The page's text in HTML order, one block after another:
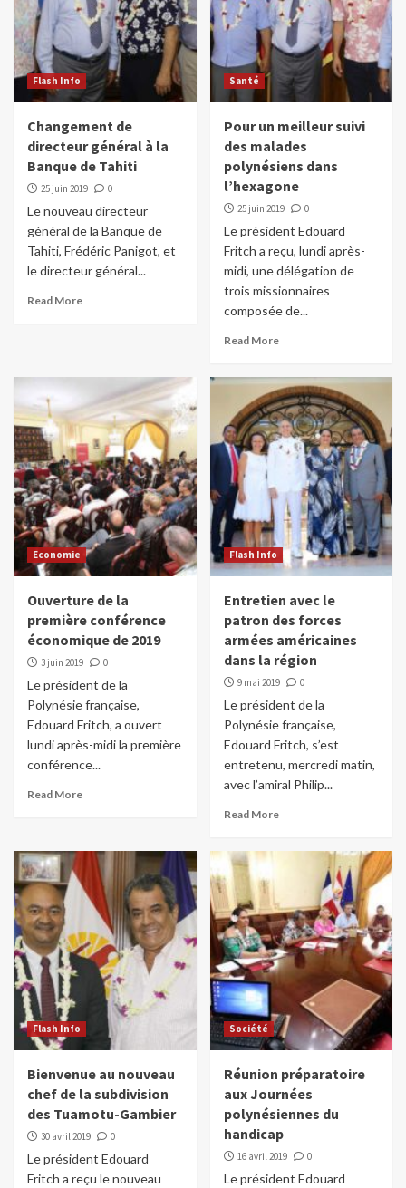
Flash Info
Changement de
directeur général à la
Banque de Tahiti
25 juin 2019 0
Le nouveau directeur
général de la Banque de
Tahiti, Frédéric Panigot, et
le directeur général...
Read More
Santé
Pour un meilleur suivi
des malades
polynésiens dans
l’hexagone
25 juin 2019 0
Le président Edouard
Fritch a reçu, lundi après-
midi, une délégation de
trois missionnaires
composée de...
Read More
Economie
Ouverture de la
première conférence
économique de 2019
3 juin 2019 0
Le président de la
Polynésie française,
Edouard Fritch, a ouvert
lundi après-midi la première
conférence...
Read More
Flash Info
Entretien avec le
patron des forces
armées américaines
dans la région
9 mai 2019 0
Le président de la
Polynésie française,
Edouard Fritch, s’est
entretenu, mercredi matin,
avec l’amiral Philip...
Read More
Flash Info
Bienvenue au nouveau
chef de la subdivision
des Tuamotu-Gambier
30 avril 2019 0
Le président Edouard
Fritch a reçu le nouveau
Société
Réunion préparatoire
aux Journées
polynésiennes du
handicap
16 avril 2019 0
Le président Edouard